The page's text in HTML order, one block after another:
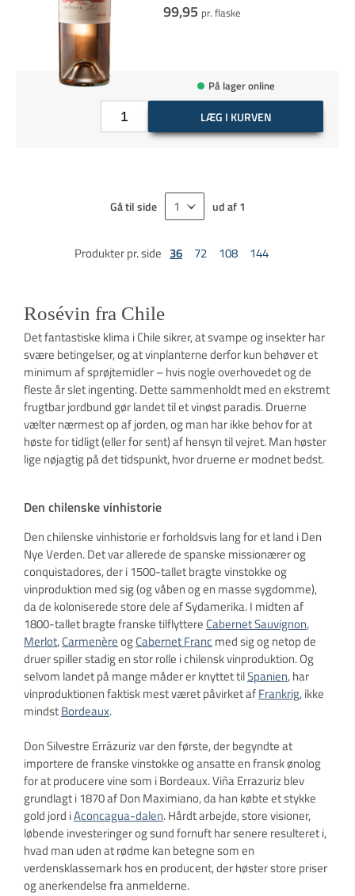
99,95 pr. flaske
På lager online
LÆG I KURVEN
Gå til side ud af 1
Produkter pr. side 36 72 108 144
Rosévin fra Chile
Det fantastiske klima i Chile sikrer, at svampe og insekter har
svære betingelser, og at vinplanterne derfor kun behøver et
minimum af sprøjtemidler – hvis nogle overhovedet og de
fleste år slet ingenting. Dette sammenholdt med en ekstremt
frugtbar jordbund gør landet til et vinøst paradis. Druerne
vælter nærmest op af jorden, og man har ikke behov for at
høste for tidligt (eller for sent) af hensyn til vejret. Man høster
lige nøjagtig på det tidspunkt, hvor druerne er modnet bedst.
Den chilenske vinhistorie
Den chilenske vinhistorie er forholdsvis lang for et land i Den
Nye Verden. Det var allerede de spanske missionærer og
conquistadores, der i 1500-tallet bragte vinstokke og
vinproduktion med sig (og våben og en masse sygdomme),
da de koloniserede store dele af Sydamerika. I midten af
1800-tallet bragte franske tilflyttere Cabernet Sauvignon,
Merlot,CarmenèreogCabernet Franc med sig og netop de
druer spiller stadig en stor rolle i chilensk vinproduktion. Og
selvom landet på mange måder er knyttet tilSpanien, har
vinproduktionen faktisk mest været påvirket afFrankrig, ikke
mindstBordeaux.
Don Silvestre Errázuriz var den første, der begyndte at
importere de franske vinstokke og ansatte en fransk ønolog
for at producere vine som i Bordeaux. Viña Errazuriz blev
grundlagt i 1870 af Don Maximiano, da han købte et stykke
gold jord iAconcagua-dalen. Hårdt arbejde, store visioner,
løbende investeringer og sund fornuft har senere resulteret i,
hvad man uden at rødme kan betegne som en
verdensklassemark hos en producent, der høster store priser
og anerkendelse fra anmelderne.